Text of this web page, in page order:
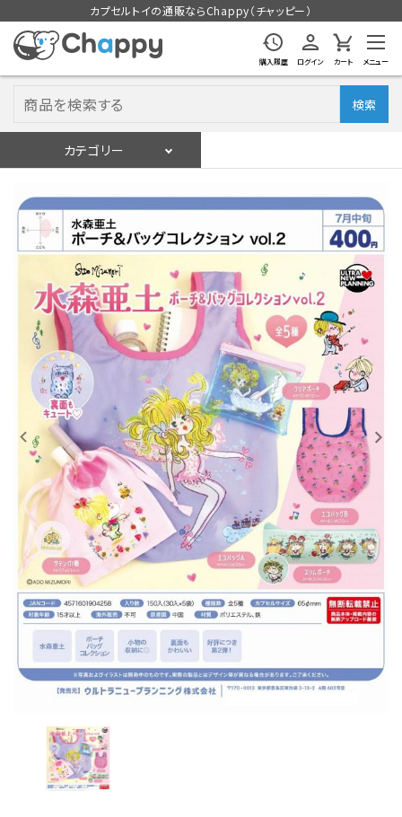
カプセルトイの通販ならChappy（チャッピー）
購入履歴 ログイン カート メニュー
検索
カテゴリー
ログイン 会員登録
入荷スケジュールをチェック
カプセルトイマシン本体
カプセルトイ
販促用空カプセル
レンタル
景品・玩具・文具
販促用カプセルトイ
よくあるご質問
ご利用ガイド
06-6282-7659